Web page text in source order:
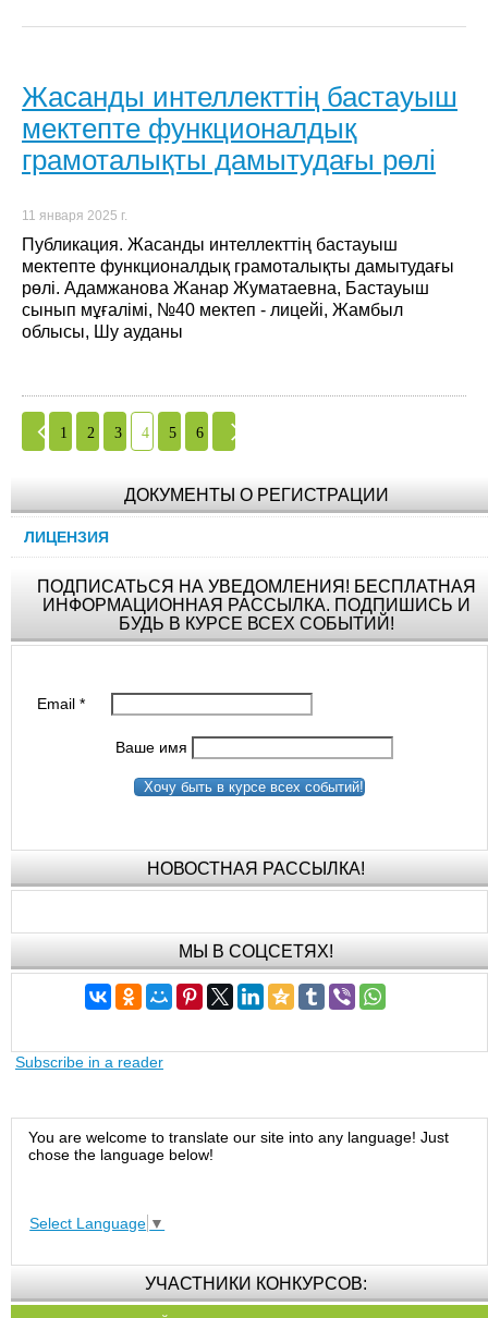
Жасанды интеллекттің бастауыш
мектепте функционалдық
грамоталықты дамытудағы рөлі
11 января 2025 г.
Публикация. Жасанды интеллекттің бастауыш
мектепте функционалдық грамоталықты дамытудағы
рөлі. Адамжанова Жанар Жуматаевна, Бастауыш
сынып мұғалімі, №40 мектеп - лицейі, Жамбыл
облысы, Шу ауданы
1 2 3 4 5 6
ДОКУМЕНТЫ О РЕГИСТРАЦИИ
ЛИЦЕНЗИЯ
ПОДПИСАТЬСЯ НА УВЕДОМЛЕНИЯ! БЕСПЛАТНАЯ
ИНФОРМАЦИОННАЯ РАССЫЛКА. ПОДПИШИСЬ И
БУДЬ В КУРСЕ ВСЕХ СОБЫТИЙ!
Email*
Ваше имя
Хочу быть в курсе всех событий!
НОВОСТНАЯ РАССЫЛКА!
МЫ В СОЦСЕТЯХ!
Subscribe in a reader
You are welcome to translate our site into any language! Just
chose the language below!
Select Language ▼
УЧАСТНИКИ КОНКУРСОВ: